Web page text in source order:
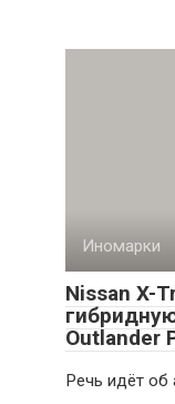
Иномарки
Nissan X-
Outlander
Речь идёт об